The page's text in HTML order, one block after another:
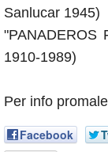
Sanlucar 1945)
"PANADEROS
1910-1989)
Per info
Facebook